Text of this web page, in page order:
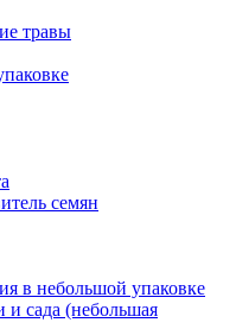
травы
семян
в небольшой упаковке
и сада (небольшая